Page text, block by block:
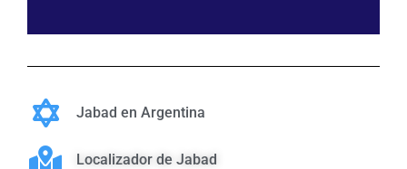
Jabad en Argentina
Localizador de Jabad